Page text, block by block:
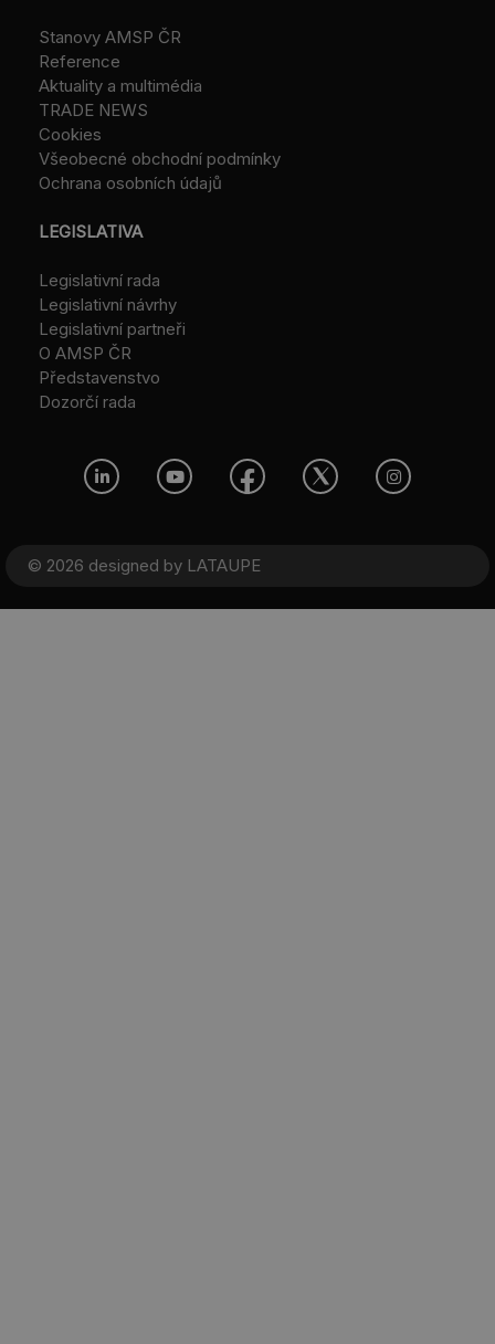
Stanovy AMSP ČR
Reference
Aktuality a multimédia
TRADE NEWS
Cookies
Všeobecné obchodní podmínky
Ochrana osobních údajů
LEGISLATIVA
Legislativní rada
Legislativní návrhy
Legislativní partneři
O AMSP ČR
Představenstvo
Dozorčí rada
© 2026 designed by LATAUPE